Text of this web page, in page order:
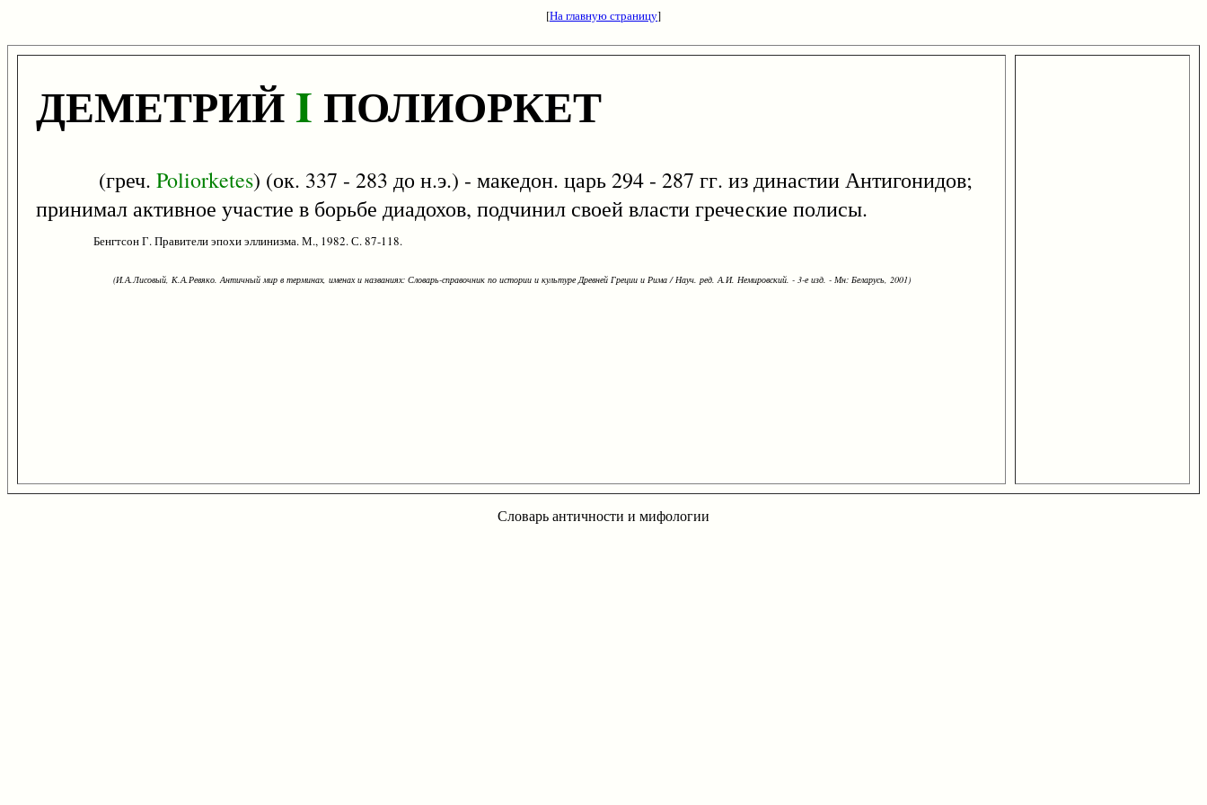
[На главную страницу]
ДЕМЕТРИЙI ПОЛИОРКЕТ
(греч. Poliorketes) (ок. 337 - 283 до н.э.) - македон. царь 294 - 287 гг. из династии Антигонидов;
принимал активное участие в борьбе диадохов, подчинил своей власти греческие полисы.
Бенгтсон Г. Правители эпохи эллинизма. М., 1982. С. 87-118.
(И.А.Лисовый, К.А.Ревяко. Античный мир в терминах, именах и названиях: Словарь-справочник по истории и культуре Древней Греции и Рима / Науч. ред. А.И. Немировский. - 3-е изд. - Мн: Беларусь, 2001)
Словарь античности и мифологии